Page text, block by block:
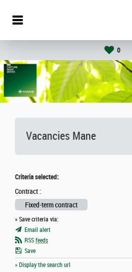
0
Vacancies Mane
Criteria selected:
Contract :
Fixed-term contract
» Save criteria via:
Email alert
RSS feeds
Save
» Display the search url